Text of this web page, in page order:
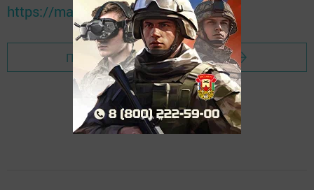
https://max.ru/tatmedia
Перейти на страницу новости